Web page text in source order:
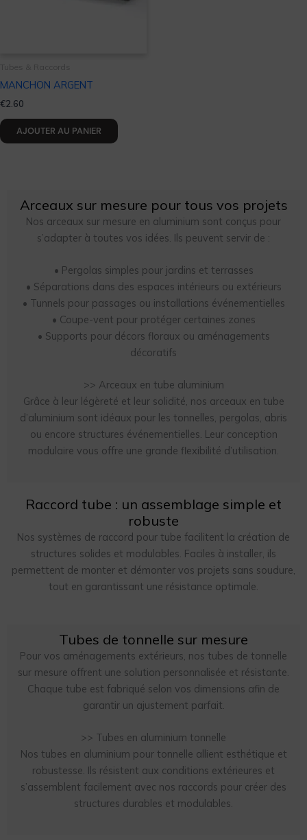
MANCHON ARGENT
€2.60
AJOUTER AU PANIER
Arceaux sur mesure pour tous vos projets
Nos arceaux sur mesure en aluminium sont conçus pour
s’adapter à toutes vos idées. Ils peuvent servir de :
• Pergolas simples pour jardins et terrasses
• Séparations dans des espaces intérieurs ou extérieurs
• Tunnels pour passages ou installations événementielles
• Coupe-vent pour protéger certaines zones
• Supports pour décors floraux ou aménagements
décoratifs
>> Arceaux en tube aluminium
Grâce à leur légèreté et leur solidité, nos arceaux en tube
d’aluminium sont idéaux pour les tonnelles, pergolas, abris
ou encore structures événementielles. Leur conception
modulaire vous offre une grande flexibilité d’utilisation.
Raccord tube : un assemblage simple et
robuste
Nos systèmes de raccord pour tube facilitent la création de
structures solides et modulables. Faciles à installer, ils
permettent de monter et démonter vos projets sans soudure,
tout en garantissant une résistance optimale.
Tubes de tonnelle sur mesure
Pour vos aménagements extérieurs, nos tubes de tonnelle
sur mesure offrent une solution personnalisée et résistante.
Chaque tube est fabriqué selon vos dimensions afin de
garantir un ajustement parfait.
>> Tubes en aluminium tonnelle
Nos tubes en aluminium pour tonnelle allient esthétique et
robustesse. Ils résistent aux conditions extérieures et
s’assemblent facilement avec nos raccords pour créer des
structures durables et modulables.